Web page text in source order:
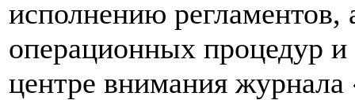
исполнению регламентов,
операционных процедур и
центре внимания